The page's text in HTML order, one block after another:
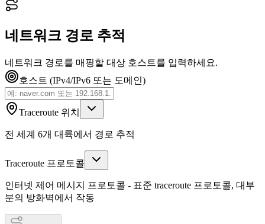
네트워크 경로 추적
네트워크 경로를 매핑할 대상 호스트를 입력하세요.
호스트 (IPv4/IPv6 또는 도메인)
Traceroute 위치
전 세계 6개 대륙에서 경로 추적
Traceroute 프로토콜
인터넷 제어 메시지 프로토콜 - 표준 traceroute 프로토콜, 대부
분의 방화벽에서 작동